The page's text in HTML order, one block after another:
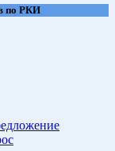
по РКИ